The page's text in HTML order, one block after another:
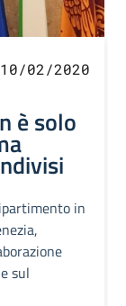
10/02/2020
è solo
in
sul